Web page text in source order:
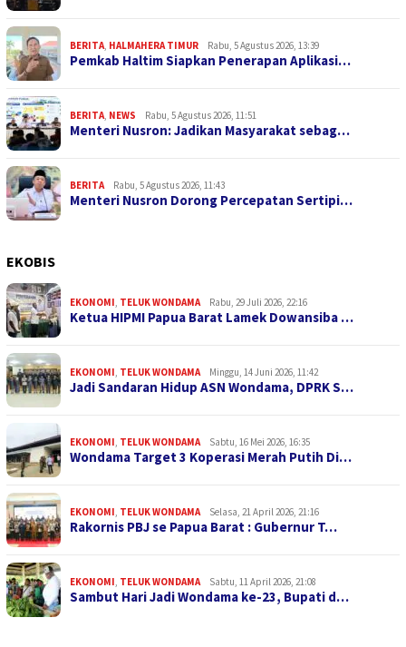
BERITA, HALMAHERA TIMUR Rabu, 5 Agustus 2026, 13:39
Pemkab Haltim Siapkan Penerapan Aplikasi…
BERITA, NEWS Rabu, 5 Agustus 2026, 11:51
Menteri Nusron: Jadikan Masyarakat sebag…
BERITA Rabu, 5 Agustus 2026, 11:43
Menteri Nusron Dorong Percepatan Sertipi…
EKOBIS
EKONOMI, TELUK WONDAMA Rabu, 29 Juli 2026, 22:16
Ketua HIPMI Papua Barat Lamek Dowansiba …
EKONOMI, TELUK WONDAMA Minggu, 14 Juni 2026, 11:42
Jadi Sandaran Hidup ASN Wondama, DPRK S…
EKONOMI, TELUK WONDAMA Sabtu, 16 Mei 2026, 16:35
Wondama Target 3 Koperasi Merah Putih Di…
EKONOMI, TELUK WONDAMA Selasa, 21 April 2026, 21:16
Rakornis PBJ se Papua Barat : Gubernur T…
EKONOMI, TELUK WONDAMA Sabtu, 11 April 2026, 21:08
Sambut Hari Jadi Wondama ke-23, Bupati d…